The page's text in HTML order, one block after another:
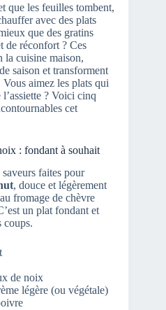
que les feuilles tombent,
avec des plats
que des gratins
de réconfort ? Ces
la cuisine maison,
saison et transforment
aimez les plats qui
? Voici cinq
cet
: fondant à souhait
faites pour
, douce et légèrement
fromage de chèvre
un plat fondant et
coups.
de noix
légère (ou végétale)